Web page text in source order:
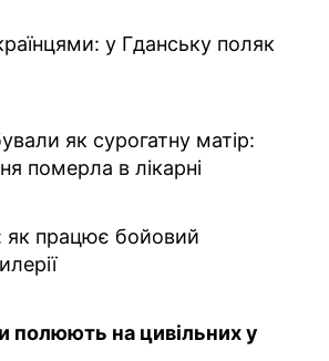
у Гданську поляк
як сурогатну матір:
померла в лікарні
як працює бойовий
полюють на цивільних у